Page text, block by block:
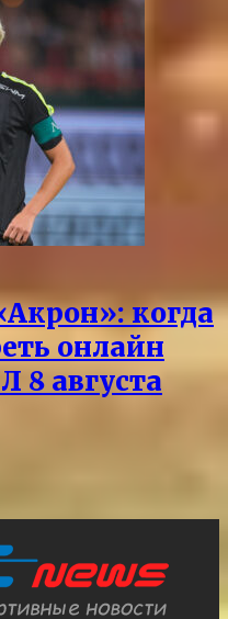
когда
онлайн
8 августа